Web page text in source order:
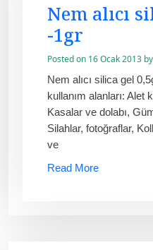
Nem alıcı
-1gr
Posted on 16 Ocak 2013 by
Nem alıcı silica gel
kullanım alanları: Alet
Kasalar ve dolabı,
Silahlar, fotoğraflar,
ve
Read More